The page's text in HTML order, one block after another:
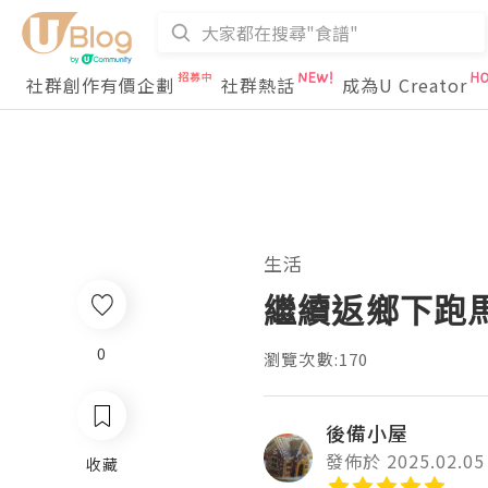
社群創作有價企劃 社群熱話 成為U Creator
生活
繼續返鄉下跑
瀏覽次數:170
後備小屋
發佈於 2025.02.05
0
收藏